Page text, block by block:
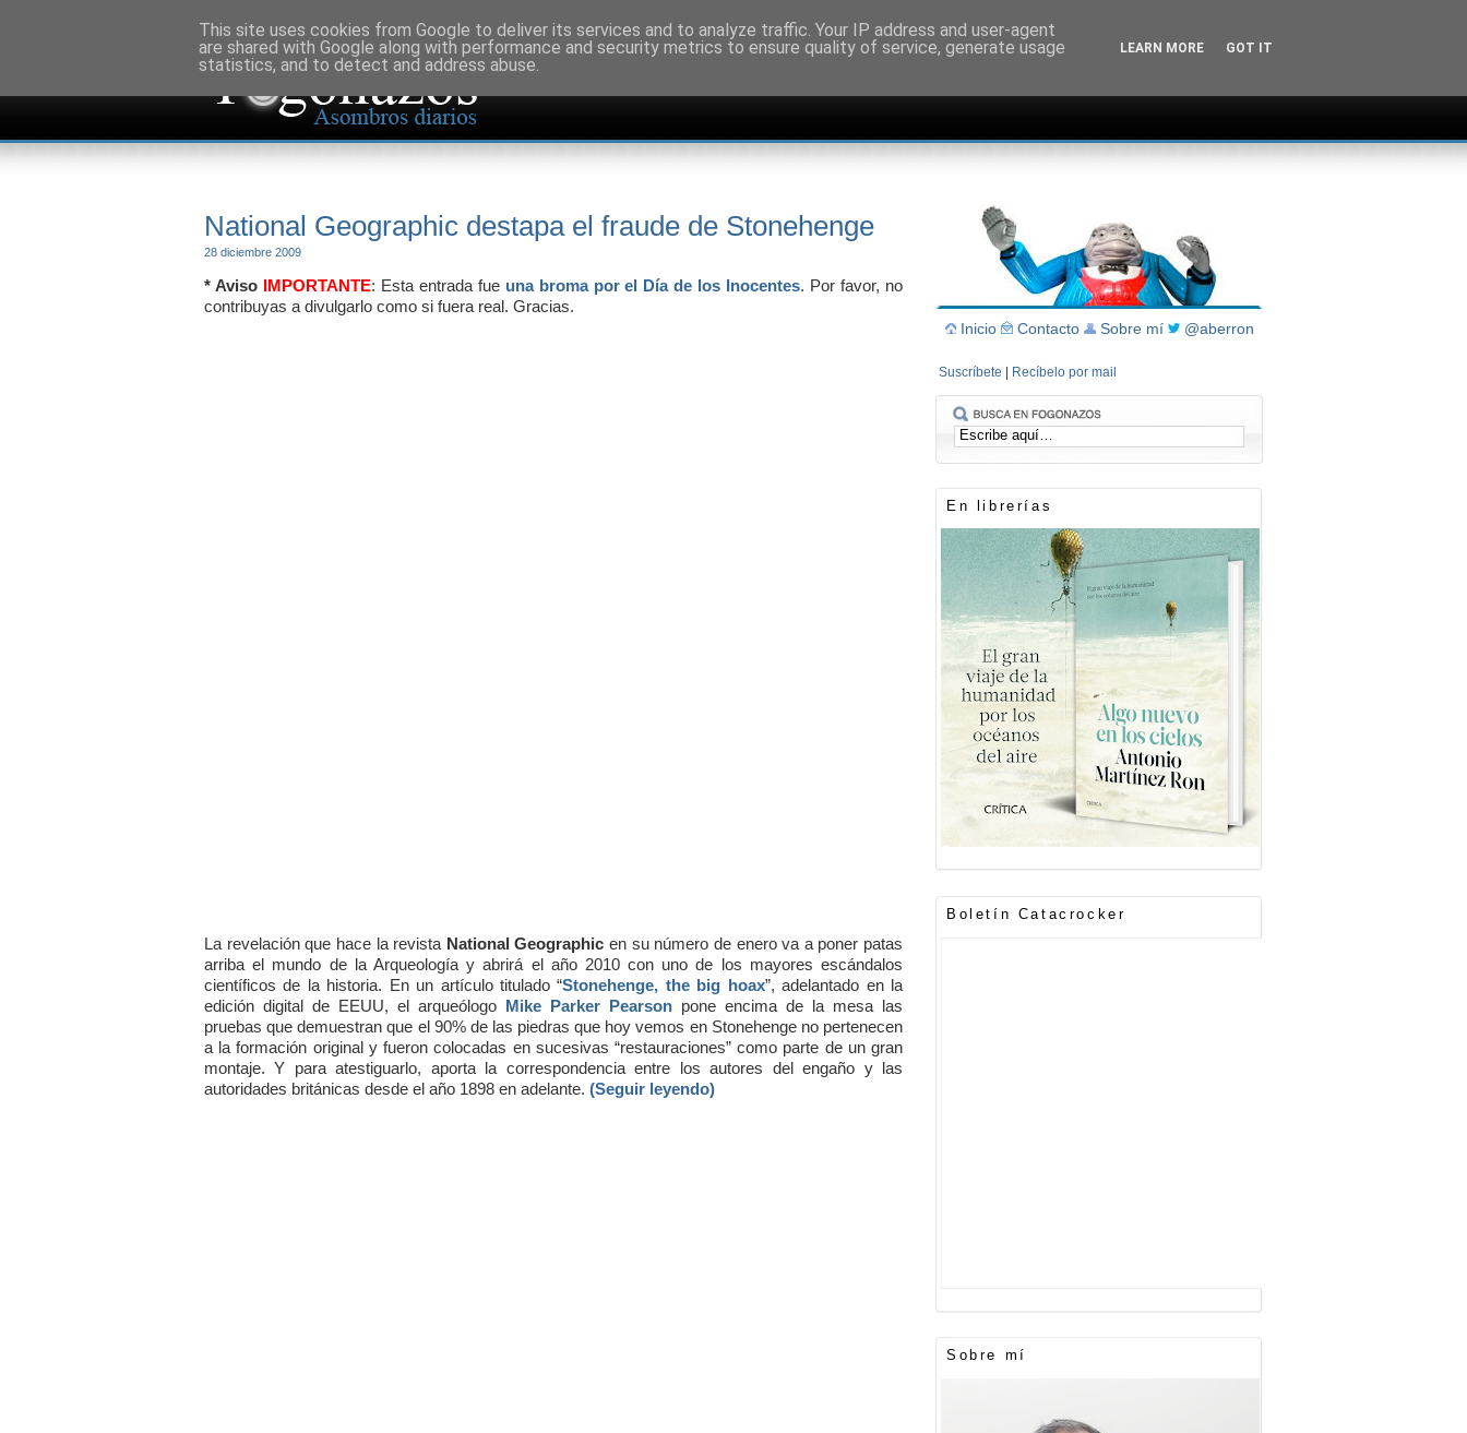
National Geographic destapa el fraude de Stonehenge
28 diciembre 2009
* Aviso IMPORTANTE: Esta entrada fue una broma por el Día de los Inocentes. Por favor, no
contribuyas a divulgarlo como si fuera real. Gracias.
La revelación que hace la revista National Geographic en su número de enero va a poner patas
arriba el mundo de la Arqueología y abrirá el año 2010 con uno de los mayores escándalos
científicos de la historia. En un artículo titulado “Stonehenge, the big hoax”, adelantado en la
edición digital de EEUU, el arqueólogo Mike Parker Pearson pone encima de la mesa las
pruebas que demuestran que el 90% de las piedras que hoy vemos en Stonehenge no pertenecen
a la formación original y fueron colocadas en sucesivas “restauraciones” como parte de un gran
montaje. Y para atestiguarlo, aporta la correspondencia entre los autores del engaño y las
autoridades británicas desde el año 1898 en adelante. (Seguir leyendo)
Inicio Contacto Sobre mí @aberron
Suscríbete Recíbelo por mail
En librerías
Boletín Catacrocker
Sobre mí
This site uses cookies from Google to deliver its services and to analyze traffic. Your IP address and user-agent
are shared with Google along with performance and security metrics to ensure quality of service, generate usage
statistics, and to detect and address abuse.
LEARN MORE GOT IT